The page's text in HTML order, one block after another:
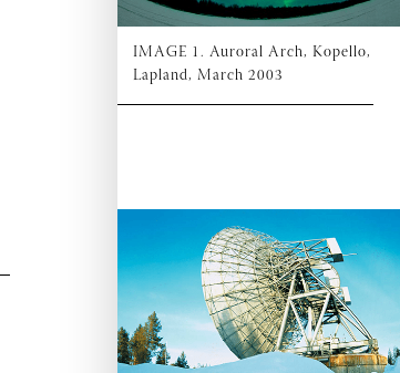
IMAGE 1. Auroral Arch, Kopello,
Lapland, March 2003